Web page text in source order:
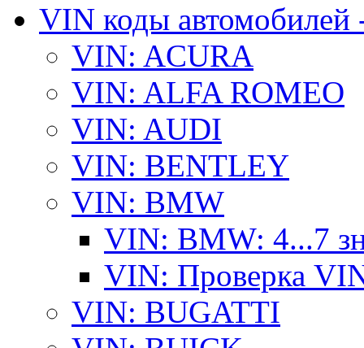
VIN коды автомобилей
VIN: ACURA
VIN: ALFA ROMEO
VIN: AUDI
VIN: BENTLEY
VIN: BMW
VIN: BMW: 4...7
VIN: Проверка
VIN: BUGATTI